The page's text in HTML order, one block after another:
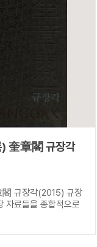
) 奎章閣 규장각
규장각(2015) 규장
자료들을 종합적으로